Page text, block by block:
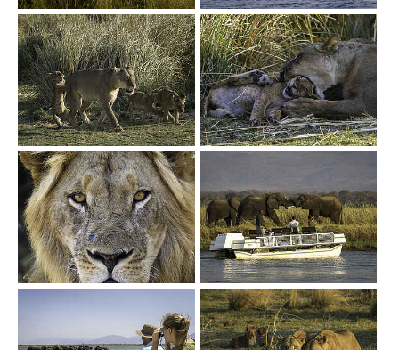
Show larger version Show larger version
Show larger version
Show larger version